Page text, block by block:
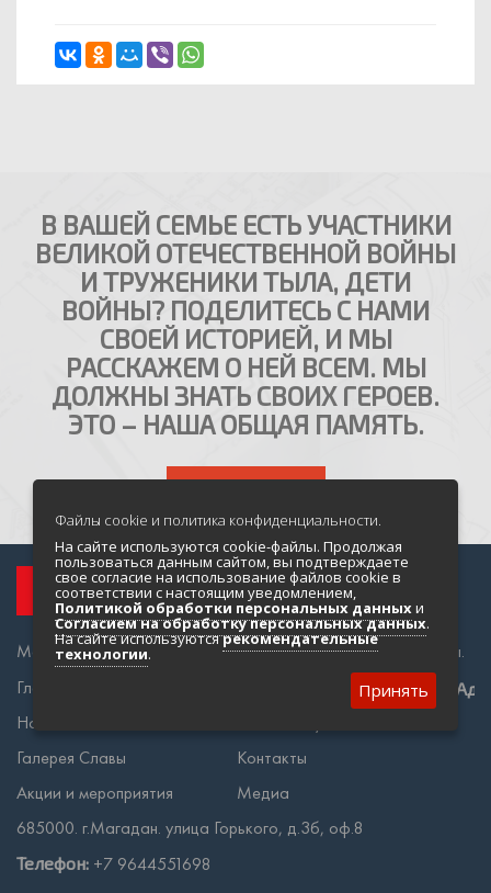
В ВАШЕЙ СЕМЬЕ ЕСТЬ УЧАСТНИКИ
ВЕЛИКОЙ ОТЕЧЕСТВЕННОЙ ВОЙНЫ
И ТРУЖЕНИКИ ТЫЛА, ДЕТИ
ВОЙНЫ? ПОДЕЛИТЕСЬ С НАМИ
СВОЕЙ ИСТОРИЕЙ, И МЫ
РАССКАЖЕМ О НЕЙ ВСЕМ. МЫ
ДОЛЖНЫ ЗНАТЬ СВОИХ ГЕРОЕВ.
ЭТО – НАША ОБЩАЯ ПАМЯТЬ.
Магадан и Колыма во время Великой Отечественной войны.
Главная
Новости Победы
Галерея Славы
Акции и мероприятия
Контакты
Медиа
685000. г.Магадан. улица Горького, д.3б, оф.8
Телефон: +7 9644551698
Файлы cookie и политика конфиденциальности.
На сайте используются cookie-файлы. Продолжая
пользоваться данным сайтом, вы подтверждаете
свое согласие на использование файлов cookie в
соответствии с настоящим уведомлением,
Политикой обработки персональных данныхи
Согласием на обработку персональных данных.
На сайте используютсярекомендательные
технологии.
Принять